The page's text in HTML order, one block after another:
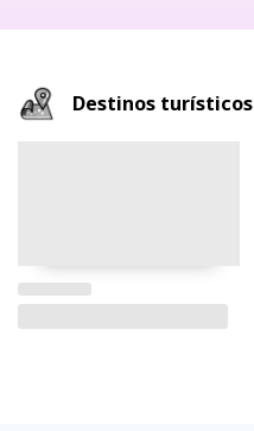
Destinos turísticos